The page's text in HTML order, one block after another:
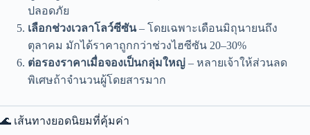
ปลอดภัย
เลือกช่วงเวลาโลว์ซีซัน– โดยเฉพาะเดือนมิถุนายนถึง
ตุลาคม มักได้ราคาถูกกว่าช่วงไฮซีซัน 20–30%
ต่อรองราคาเมื่อจองเป็นกลุ่มใหญ่ – หลายเจ้าให้ส่วนลด
พิเศษถ้าจำนวนผู้โดยสารมาก
🌊 เส้นทางยอดนิยมที่คุ้มค่า